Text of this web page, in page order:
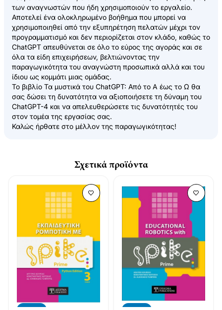
των αναγνωστών που ήδη χρησιμοποιούν το εργαλείο.
Αποτελεί ένα ολοκληρωμένο βοήθημα που μπορεί να
χρησιμοποιηθεί από την εξυπηρέτηση πελατών μέχρι τον
προγραμματισμό και δεν περιορίζεται στον κλάδο, καθώς το
ChatGPT απευθύνεται σε όλο το εύρος της αγοράς και σε
όλα τα είδη επιχειρήσεων, βελτιώνοντας την
παραγωγικότητα του αναγνώστη προσωπικά αλλά και του
ίδιου ως κομμάτι μιας ομάδας.
Το βιβλίο Τα μυστικά του ChatGPT: Από το Α έως το Ω θα
σας δώσει τη δυνατότητα να αξιοποιήσετε τη δύναμη του
ChatGPT-4 και να απελευθερώσετε τις δυνατότητές του
στον τομέα της εργασίας σας.
Καλώς ήρθατε στο μέλλον της παραγωγικότητας!
Σχετικά προϊόντα